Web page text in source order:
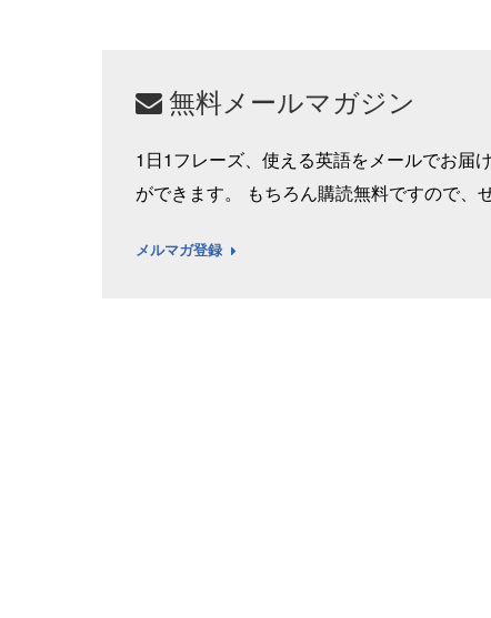
無料メールマガジン
1日1フレーズ、使える英語をメールでお届
ができます。 もちろん購読無料ですので、
メルマガ登録